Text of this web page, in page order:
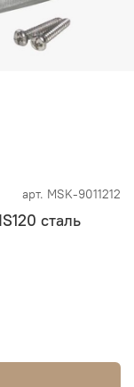
арт. MSK-9011212
сталь